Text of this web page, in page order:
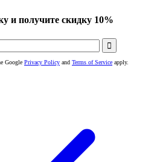
и получите скидку 10%

Google Privacy Policy and Terms of Service apply.